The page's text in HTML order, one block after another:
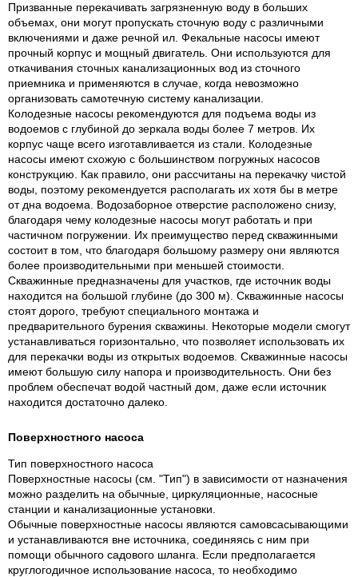
Призванные перекачивать загрязненную воду в больших
объемах, они могут пропускать сточную воду с различными
включениями и даже речной ил. Фекальные насосы имеют
прочный корпус и мощный двигатель. Они используются для
откачивания сточных канализационных вод из сточного
приемника и применяются в случае, когда невозможно
организовать самотечную систему канализации.
Колодезные насосы рекомендуются для подъема воды из
водоемов с глубиной до зеркала воды более 7 метров. Их
корпус чаще всего изготавливается из стали. Колодезные
насосы имеют схожую с большинством погружных насосов
конструкцию. Как правило, они рассчитаны на перекачку чистой
воды, поэтому рекомендуется располагать их хотя бы в метре
от дна водоема. Водозаборное отверстие расположено снизу,
благодаря чему колодезные насосы могут работать и при
частичном погружении. Их преимущество перед скважинными
состоит в том, что благодаря большому размеру они являются
более производительными при меньшей стоимости.
Скважинные предназначены для участков, где источник воды
находится на большой глубине (до 300 м). Скважинные насосы
стоят дорого, требуют специального монтажа и
предварительного бурения скважины. Некоторые модели смогут
устанавливаться горизонтально, что позволяет использовать их
для перекачки воды из открытых водоемов. Скважинные насосы
имеют большую силу напора и производительность. Они без
проблем обеспечат водой частный дом, даже если источник
находится достаточно далеко.
Поверхностного насоса
Тип поверхностного насоса
Поверхностные насосы (см. "Тип") в зависимости от назначения
можно разделить на обычные, циркуляционные, насосные
станции и канализационные установки.
Обычные поверхностные насосы являются самовсасывающими
и устанавливаются вне источника, соединяясь с ним при
помощи обычного садового шланга. Если предполагается
круглогодичное использование насоса, то необходимо